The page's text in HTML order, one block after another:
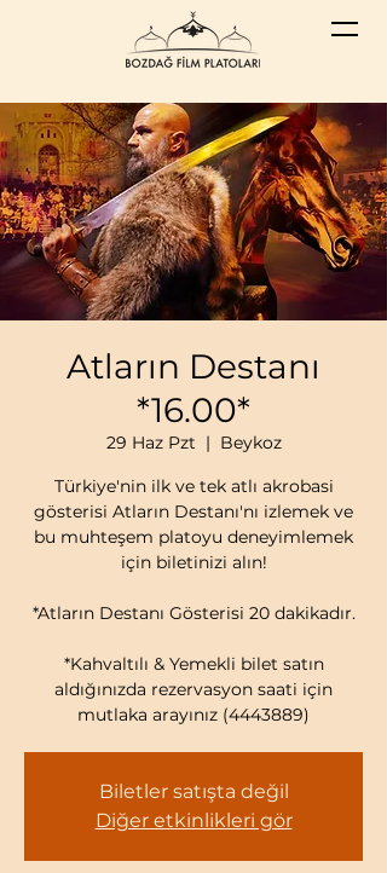
Atların Destanı
*16.00*
29 Haz Pzt
  |
Beykoz
Türkiye'nin ilk ve tek atlı akrobasi
gösterisi Atların Destanı'nı izlemek ve
bu muhteşem platoyu deneyimlemek
için biletinizi alın!
*Atların Destanı Gösterisi 20 dakikadır.
*Kahvaltılı & Yemekli bilet satın
aldığınızda rezervasyon saati için
mutlaka arayınız (4443889)
Biletler satışta değil
Diğer etkinlikleri gör